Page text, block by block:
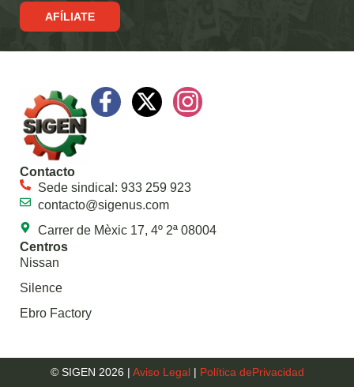
AFÍLIATE
Contacto
Sede sindical: 933 259 923
contacto@sigenus.com
Carrer de Mèxic 17, 4º 2ª 08004
Centros
Nissan
Silence
Ebro Factory
© SIGEN 2026 | Aviso Legal| Política dePrivacidad